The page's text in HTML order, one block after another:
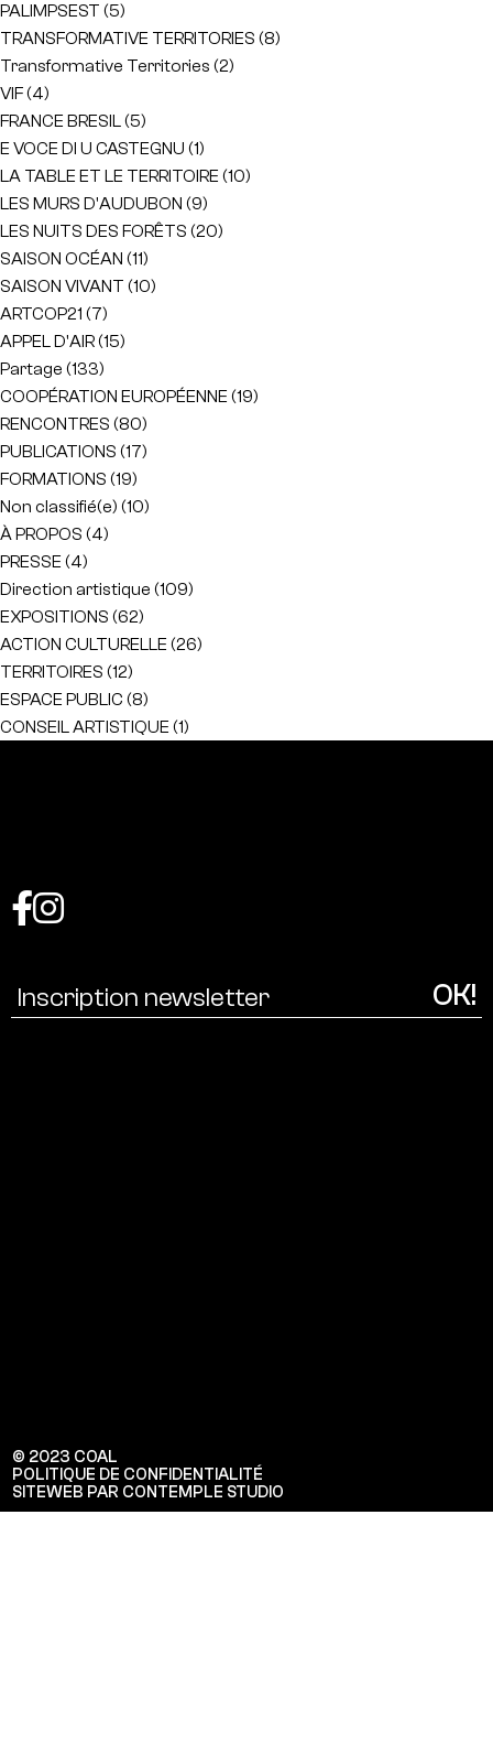
PALIMPSEST (5)
TRANSFORMATIVE TERRITORIES (8)
Transformative Territories (2)
VIF(4)
FRANCE BRESIL(5)
E VOCE DI U CASTEGNU (1)
LA TABLE ET LE TERRITOIRE (10)
LES MURS D'AUDUBON (9)
LES NUITS DES FORÊTS (20)
SAISON OCÉAN (11)
SAISON VIVANT (10)
ARTCOP21 (7)
APPEL D'AIR(15)
Partage (133)
COOPÉRATION EUROPÉENNE (19)
RENCONTRES (80)
PUBLICATIONS (17)
FORMATIONS (19)
Non classifié(e) (10)
À PROPOS (4)
PRESSE (4)
Direction artistique (109)
EXPOSITIONS (62)
ACTION CULTURELLE (26)
TERRITOIRES (12)
ESPACE PUBLIC (8)
CONSEIL ARTISTIQUE (1)
© 2023 COAL
POLITIQUE DE CONFIDENTIALITÉ
SITEWEB PAR CONTEMPLE STUDIO